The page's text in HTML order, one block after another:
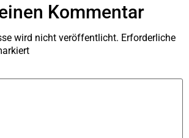
Kommentar
wird nicht veröffentlicht. Erforderliche